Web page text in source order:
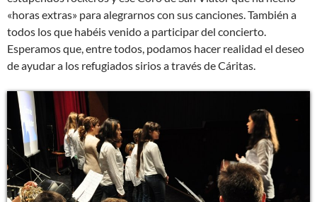
«horas extras» para alegrarnos con sus canciones. También a
todos los que habéis venido a participar del concierto.
Esperamos que, entre todos, podamos hacer realidad el deseo
de ayudar a los refugiados sirios a través de Cáritas.